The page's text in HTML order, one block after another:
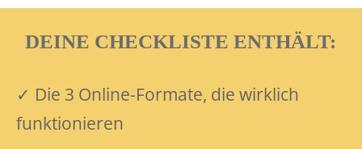
DEINE CHECKLISTE ENTHÄLT:
✓ Die 3 Online-Formate, die wirklich
funktionieren